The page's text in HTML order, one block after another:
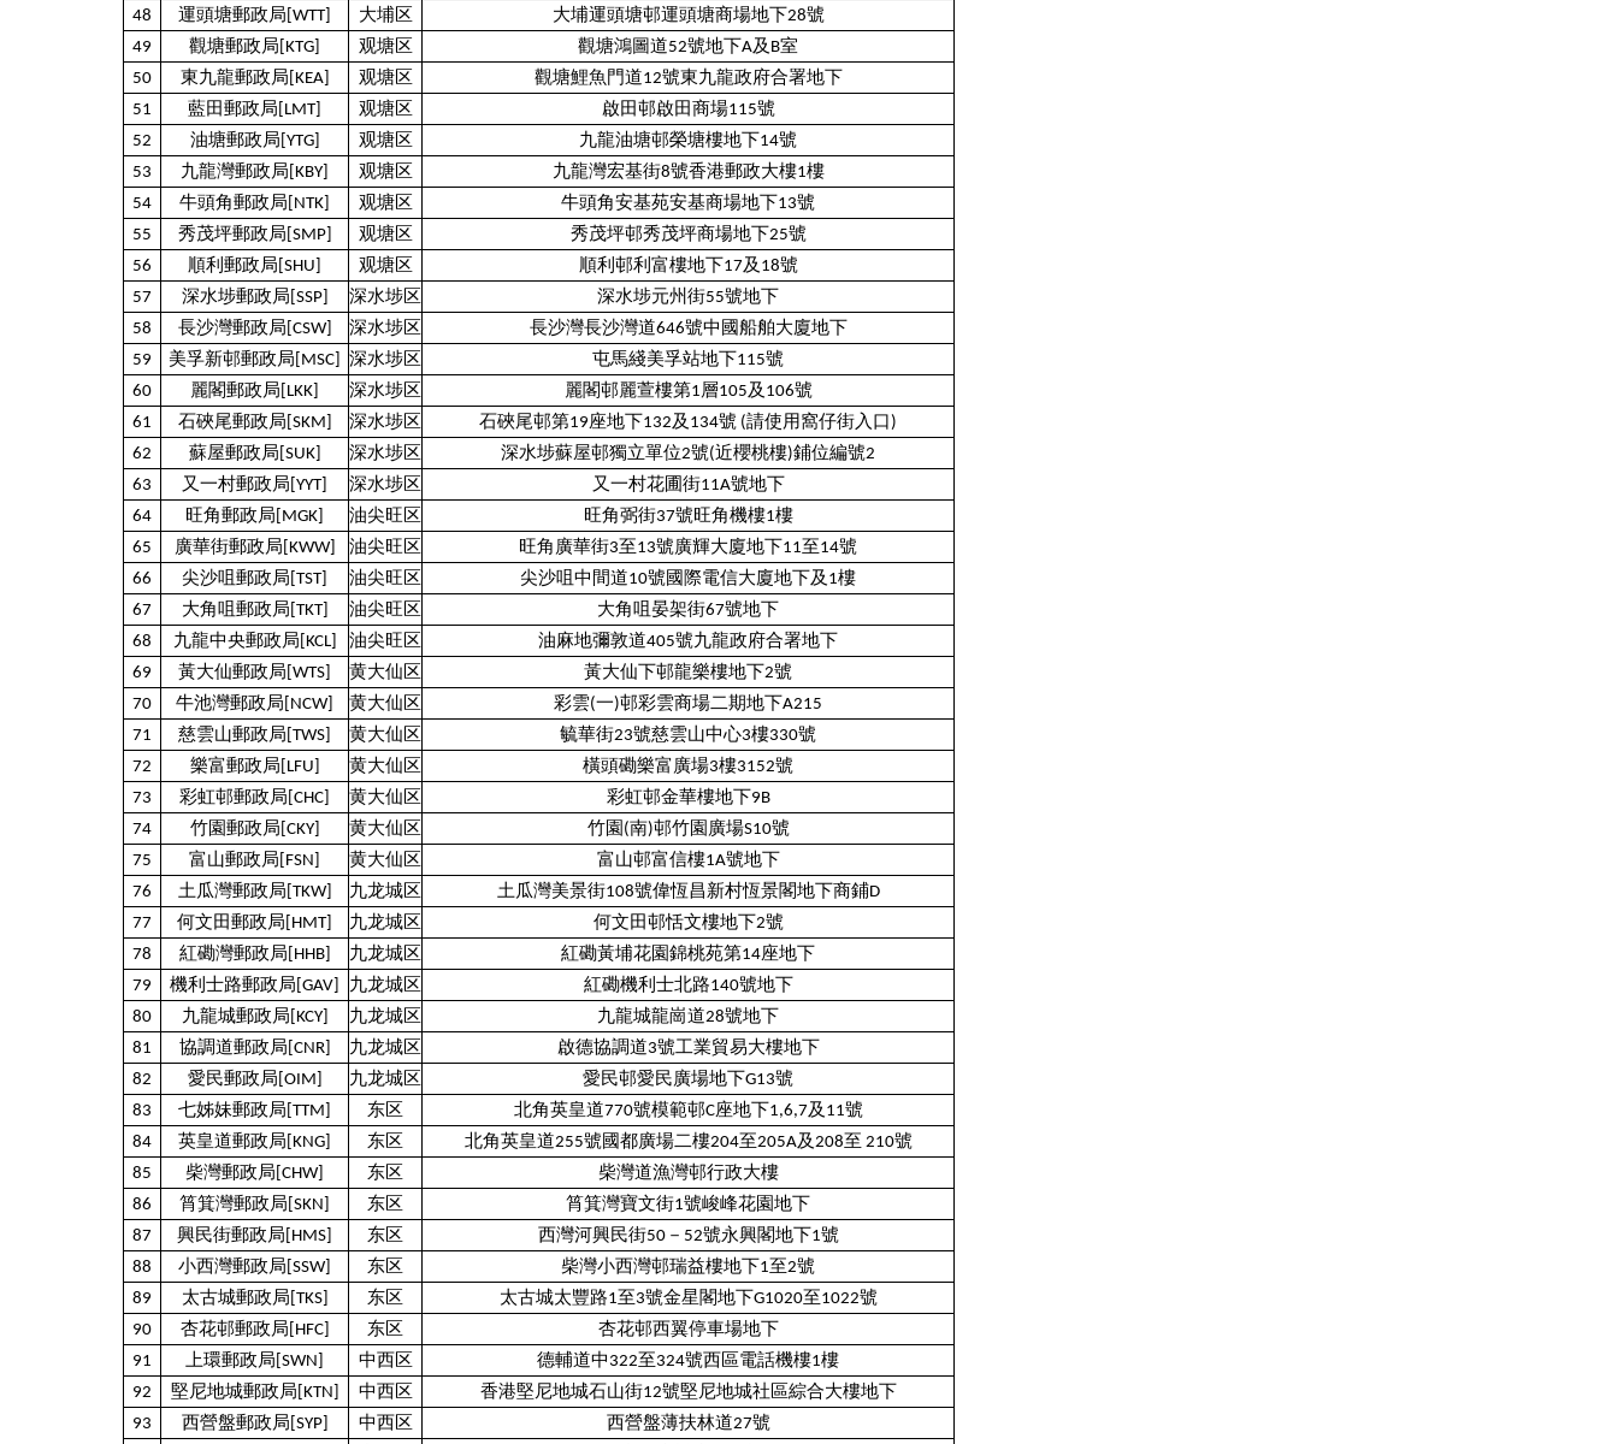
48
運頭塘郵政局[WTT] 大埔区
大埔運頭塘邨運頭塘商場地下28號
49
觀塘郵政局[KTG] 观塘区
觀塘鴻圖道52號地下A及B室
50
東九龍郵政局[KEA] 观塘区
觀塘鯉魚門道12號東九龍政府合署地下
51
藍田郵政局[LMT] 观塘区
啟田邨啟田商場115號
52
油塘郵政局[YTG] 观塘区
九龍油塘邨榮塘樓地下14號
53
九龍灣郵政局[KBY] 观塘区
九龍灣宏基街8號香港郵政大樓1樓
54
牛頭角郵政局[NTK] 观塘区
牛頭角安基苑安基商場地下13號
55
秀茂坪郵政局[SMP] 观塘区
秀茂坪邨秀茂坪商場地下25號
56
順利郵政局[SHU] 观塘区
順利邨利富樓地下17及18號
57
深水埗郵政局[SSP] 深水埗区
深水埗元州街55號地下
58
長沙灣郵政局[CSW] 深水埗区
長沙灣長沙灣道646號中國船舶大廈地下
59
美孚新邨郵政局[MSC] 深水埗区
屯馬綫美孚站地下115號
60
麗閣郵政局[LKK] 深水埗区
麗閣邨麗萱樓第1層105及106號
61
石硤尾郵政局[SKM] 深水埗区
石硤尾邨第19座地下132及134號 (請使用窩仔街入口)
62
蘇屋郵政局[SUK] 深水埗区
深水埗蘇屋邨獨立單位2號(近櫻桃樓)鋪位編號2
63
又一村郵政局[YYT] 深水埗区
又一村花圃街11A號地下
64
旺角郵政局[MGK] 油尖旺区
旺角弼街37號旺角機樓1樓
65
廣華街郵政局[KWW] 油尖旺区
旺角廣華街3至13號廣輝大廈地下11至14號
66
尖沙咀郵政局[TST] 油尖旺区
尖沙咀中間道10號國際電信大廈地下及1樓
67
大角咀郵政局[TKT] 油尖旺区
大角咀晏架街67號地下
68
九龍中央郵政局[KCL] 油尖旺区
油麻地彌敦道405號九龍政府合署地下
69
黃大仙郵政局[WTS] 黄大仙区
黃大仙下邨龍樂樓地下2號
70
牛池灣郵政局[NCW] 黄大仙区
彩雲(一)邨彩雲商場二期地下A215
71
慈雲山郵政局[TWS] 黄大仙区
毓華街23號慈雲山中心3樓330號
72
樂富郵政局[LFU] 黄大仙区
橫頭磡樂富廣場3樓3152號
73
彩虹邨郵政局[CHC] 黄大仙区
彩虹邨金華樓地下9B
74
竹園郵政局[CKY] 黄大仙区
竹園(南)邨竹園廣場S10號
75
富山郵政局[FSN] 黄大仙区
富山邨富信樓1A號地下
76
土瓜灣郵政局[TKW] 九龙城区
土瓜灣美景街108號偉恆昌新村恆景閣地下商鋪D
77
何文田郵政局[HMT] 九龙城区
何文田邨恬文樓地下2號
78
紅磡灣郵政局[HHB] 九龙城区
紅磡黃埔花園錦桃苑第14座地下
79
機利士路郵政局[GAV] 九龙城区
紅磡機利士北路140號地下
80
九龍城郵政局[KCY] 九龙城区
九龍城龍崗道28號地下
81
協調道郵政局[CNR] 九龙城区
啟德協調道3號工業貿易大樓地下
82
愛民郵政局[OIM] 九龙城区
愛民邨愛民廣場地下G13號
83
七姊妹郵政局[TTM] 东区
北角英皇道770號模範邨C座地下1,6,7及11號
84
英皇道郵政局[KNG] 东区
北角英皇道255號國都廣場二樓204至205A及208至 210號
85
柴灣郵政局[CHW] 东区
柴灣道漁灣邨行政大樓
86
筲箕灣郵政局[SKN] 东区
筲箕灣寶文街1號峻峰花園地下
87
興民街郵政局[HMS] 东区
西灣河興民街50－52號永興閣地下1號
88
小西灣郵政局[SSW] 东区
柴灣小西灣邨瑞益樓地下1至2號
89
太古城郵政局[TKS] 东区
太古城太豐路1至3號金星閣地下G1020至1022號
90
杏花邨郵政局[HFC] 东区
杏花邨西翼停車場地下
91
上環郵政局[SWN] 中西区
德輔道中322至324號西區電話機樓1樓
92
堅尼地城郵政局[KTN] 中西区
香港堅尼地城石山街12號堅尼地城社區綜合大樓地下
93
西營盤郵政局[SYP] 中西区
西營盤薄扶林道27號